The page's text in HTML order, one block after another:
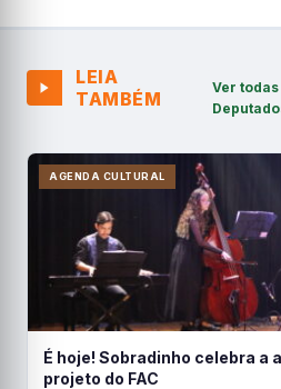
LEIA
TAMBÉM
Ver
AGENDA CULTURAL
É hoje! Sobradinho celebra a
projeto do FAC